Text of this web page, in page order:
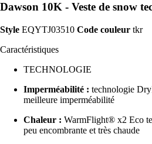
Dawson 10K - Veste de snow
Style EQYTJ03510 Code couleur tkr
Caractéristiques
TECHNOLOGIE
Imperméabilité : technologie
meilleure imperméabilité
Chaleur : WarmFlight® x2 Eco
peu encombrante et très chaude